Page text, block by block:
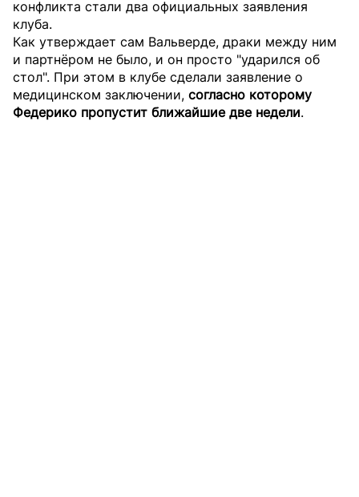
конфликта стали два официальных заявления
клуба.
Как утверждает сам Вальверде, драки между ним
и партнёром не было, и он просто "ударился об
стол". При этом в клубе сделали заявление о
медицинском заключении, согласно которому
Федерико пропустит ближайшие две недели.